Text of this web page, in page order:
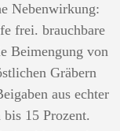
Nebenwirkung:
frei. brauchbare
Beimengung von
Gräbern
aus echter
15 Prozent.